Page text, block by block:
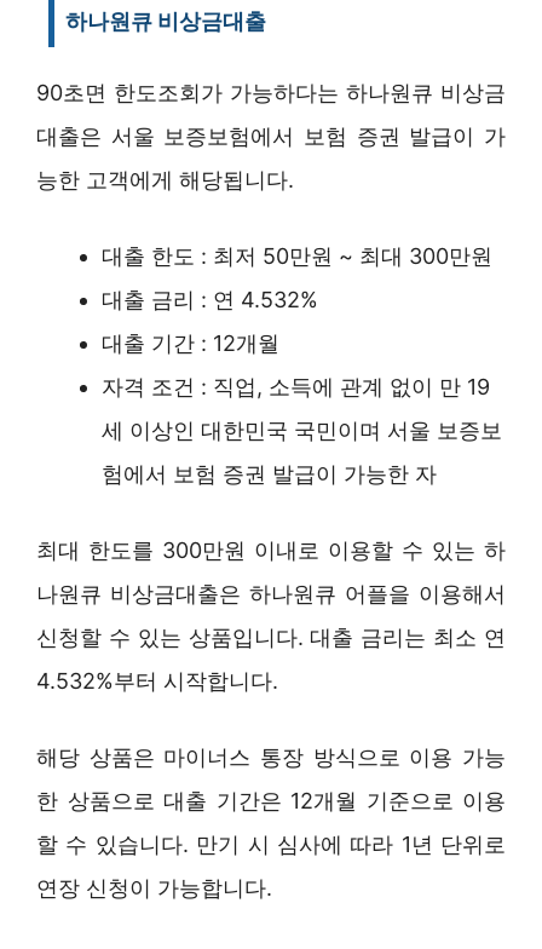
하나원큐 비상금대출
90초면 한도조회가 가능하다는 하나원큐 비상금
대출은 서울 보증보험에서 보험 증권 발급이 가
능한 고객에게 해당됩니다.
대출 한도 : 최저 50만원 ~ 최대 300만원
대출 금리 : 연 4.532%
대출 기간 : 12개월
자격 조건 : 직업, 소득에 관계 없이 만 19
세 이상인 대한민국 국민이며 서울 보증보
험에서 보험 증권 발급이 가능한 자
최대 한도를 300만원 이내로 이용할 수 있는 하
나원큐 비상금대출은 하나원큐 어플을 이용해서
신청할 수 있는 상품입니다. 대출 금리는 최소 연
4.532%부터 시작합니다.
해당 상품은 마이너스 통장 방식으로 이용 가능
한 상품으로 대출 기간은 12개월 기준으로 이용
할 수 있습니다. 만기 시 심사에 따라 1년 단위로
연장 신청이 가능합니다.